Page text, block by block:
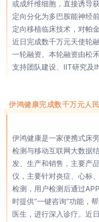
或成纤维细胞，直接诱导
定向分化为多巴胺能神经
定向移植临床技术，对帕
近日完成数千万元天使轮
一轮融资。本轮融资由松
支持团队建设、IIT研究及
伊鸿健康完成数千万元人
伊鸿健康是一家便携式床
检测与移动互联网大数据
发、生产和销售，主要产
仪，主要针对炎症、心标
检测，用户检测后通过
时提供“一键咨询”功能，
医生，进行深入诊疗。近